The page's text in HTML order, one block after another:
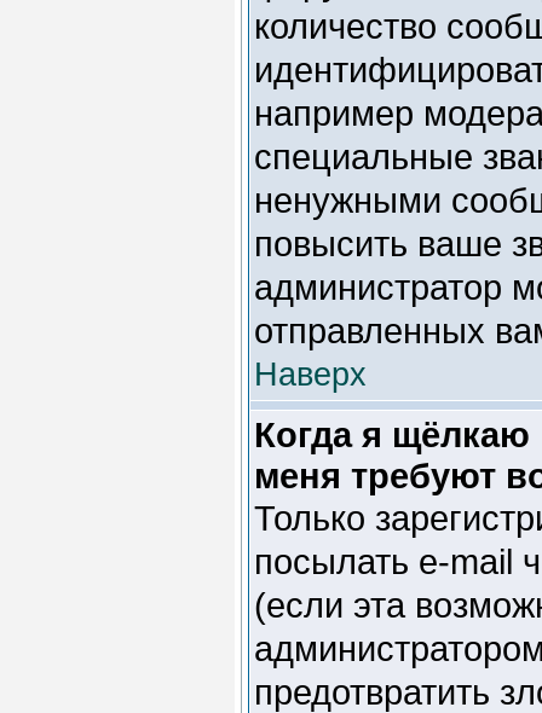
количество
например
специальные
ненужными
повысить ваше
администратор
отправленных
Наверх
Когда я щёлкаю
меня требуют
Только
посылать e-mail
(если эта
предотвратить